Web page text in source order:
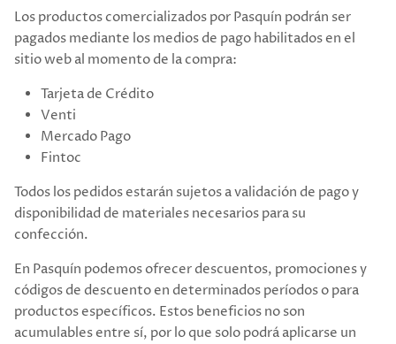
Los productos comercializados por Pasquín podrán ser
pagados mediante los medios de pago habilitados en el
sitio web al momento de la compra:
Tarjeta de Crédito
Venti
Mercado Pago
Fintoc
Todos los pedidos estarán sujetos a validación de pago y
disponibilidad de materiales necesarios para su
confección.
En Pasquín podemos ofrecer descuentos, promociones y
códigos de descuento en determinados períodos o para
productos específicos. Estos beneficios no son
acumulables entre sí, por lo que solo podrá aplicarse un